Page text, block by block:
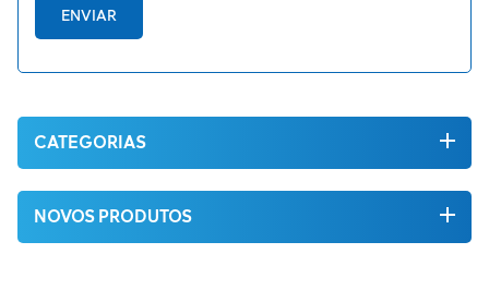
ENVIAR
CATEGORIAS
NOVOS PRODUTOS